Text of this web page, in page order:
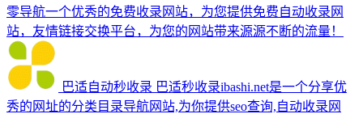
零导航一个优秀的免费收录网站，为您提供免费自动收录网
站，友情链接交换平台，为您的网站带来源源不断的流量！
巴适自动秒收录 巴适秒收录ibashi.net是一个分享优
秀的网址的分类目录导航网站,为你提供seo查询,自动收录网